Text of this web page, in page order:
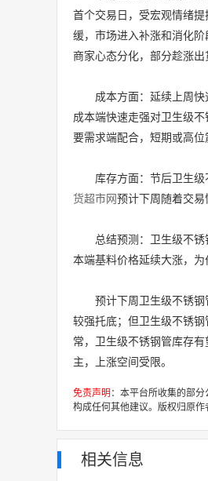
首个交易日，受宏观情绪
缓，市场进入补涨和消化阶
商家心态分化，部分趁涨
成本方面：延续上周
成本端快速走强对卫生级
要需求端配合，短期或高位
库存方面：节后卫生
货超市网预计下周随着交易
总结预测：卫生级不
本端基料价格延续大涨，为
预计下周卫生级不锈
较强托底；但卫生级不锈
常，卫生级不锈钢管库存
主，上涨空间受限。
免责声明 ：本平台所收集的部
构成任何其他建议。版权归原
相关信息